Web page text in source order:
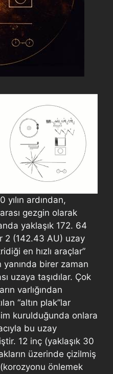
yılın ardından,
gezgin olarak
yaklaşık 172. 64
2 (142.43 AU) uzay
en hızlı araçlar”
yanında birer zaman
uzaya taşıdılar. Çok
varlığından
“altın plak”lar
kurulduğunda onlara
bu uzay
12 inç (yaklaşık 30
üzerinde çizilmiş
önlemek